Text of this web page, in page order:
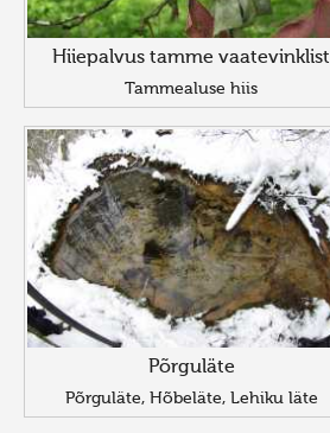
Hiiepalvus tamme vaatevinklist
Tammealuse hiis
Põrguläte
Põrguläte, Hõbeläte, Lehiku läte